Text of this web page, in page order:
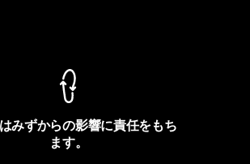
みずからの影響に責任をもち
ます。